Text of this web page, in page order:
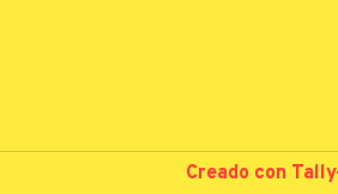
Creado con Tally